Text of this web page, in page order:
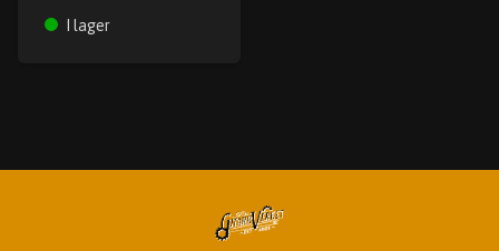
I lager